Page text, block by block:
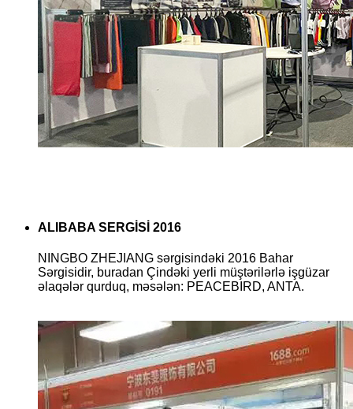
ALIBABA SERGİSİ 2016
NINGBO ZHEJIANG sərgisindəki 2016 Bahar
Sərgisidir, buradan Çindəki yerli müştərilərlə işgüzar
əlaqələr qurduq, məsələn: PEACEBIRD, ANTA.